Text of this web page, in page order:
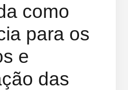
como
para os
e
das